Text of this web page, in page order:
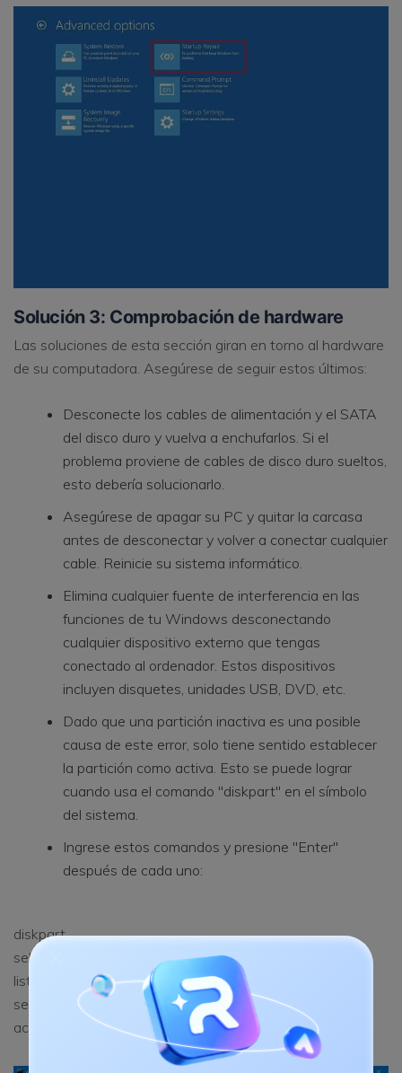
Solución 3: Comprobación de hardware
Las soluciones de esta sección giran en torno al hardware
de su computadora. Asegúrese de seguir estos últimos:
Desconecte los cables de alimentación y el SATA
del disco duro y vuelva a enchufarlos. Si el
problema proviene de cables de disco duro sueltos,
esto debería solucionarlo.
Asegúrese de apagar su PC y quitar la carcasa
antes de desconectar y volver a conectar cualquier
cable. Reinicie su sistema informático.
Elimina cualquier fuente de interferencia en las
funciones de tu Windows desconectando
cualquier dispositivo externo que tengas
conectado al ordenador. Estos dispositivos
incluyen disquetes, unidades USB, DVD, etc.
Dado que una partición inactiva es una posible
causa de este error, solo tiene sentido establecer
la partición como activa. Esto se puede lograr
cuando usa el comando "diskpart" en el símbolo
del sistema.
Ingrese estos comandos y presione "Enter"
después de cada uno:
diskpart
select disk 0
list partition
select partition 1
active